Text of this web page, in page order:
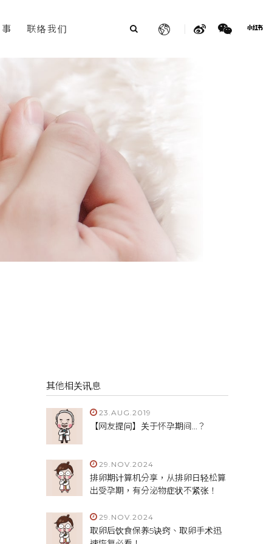
联络我们
其他相关讯息
23.AUG.2019
【网友提问】关于怀孕期间...？
29.NOV.2024
排卵期计算机分享，从排卵日轻松算
出受孕期，有分泌物症状不紧张！
29.NOV.2024
取卵后饮食保养5诀窍、取卵手术迅